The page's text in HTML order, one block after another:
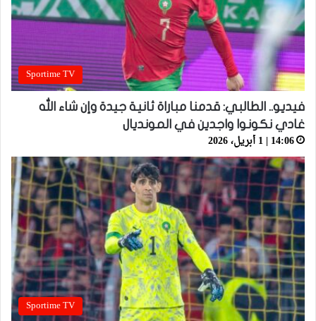
Sportime TV
فيديو.. الطالبي: قدمنا مباراة ثانية جيدة وإن شاء الله
غادي نكونوا واجدين في المونديال
14:06 | 1 أبريل، 2026
Sportime TV